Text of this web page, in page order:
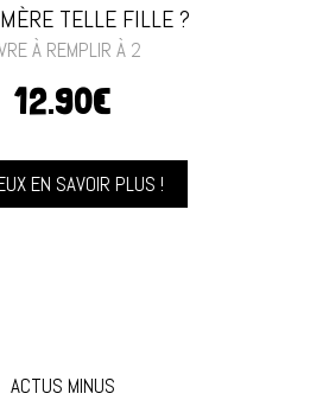
TELLE FILLE ?
À REMPLIR À 2
12.90€
EN SAVOIR PLUS !
ACTUS MINUS